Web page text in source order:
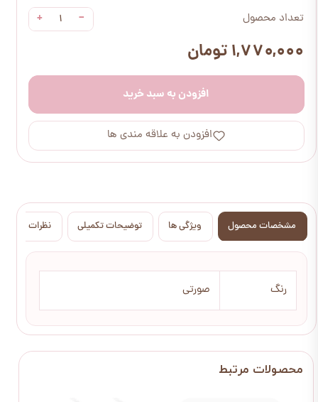
تعداد محصول −
+
۱,۷۷۰,۰۰۰ تومان
افزودن به سبد خرید
افزودن به علاقه مندی ها
مشخصات محصول ویژگی ها توضیحات تکمیلی نظرات
رنگ صورتی